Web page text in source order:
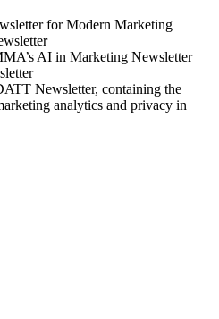
for Modern Marketing
AI in Marketing Newsletter
Newsletter, containing the
analytics and privacy in